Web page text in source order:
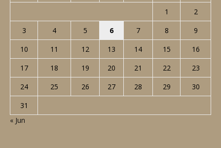
1
2
3
4 5 6 7 8
9
10
11 12 13 14 15
16
17
18 19 20 21 22
23
24
25 26 27 28 29
30
31
« Jun